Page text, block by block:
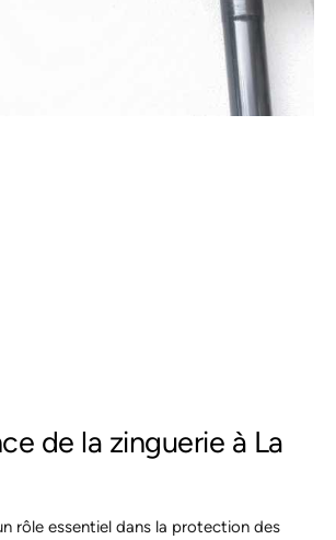
de la zinguerie à La
rôle essentiel dans la protection des